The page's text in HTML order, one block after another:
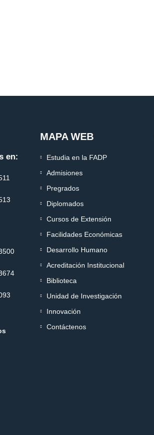
en:
MAPA WEB
Estudia en la FADP
Admisiones
Pregrados
Diplomados
Cursos de Extensión
Facilidades Económicas
Desarrollo Humano
Acreditación Institucional
Biblioteca
Unidad de Investigación
Innovación
Contáctenos